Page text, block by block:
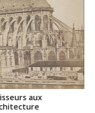
aux